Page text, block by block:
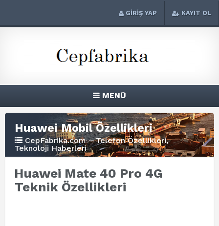
GİRİŞ YAP KAYIT OL
MENÜ
Huawei Mobil Özellikleri
CepFabrika.com – Telefon Özellikleri,
Teknoloji Haberleri
Huawei Mate 40 Pro 4G
Teknik Özellikleri